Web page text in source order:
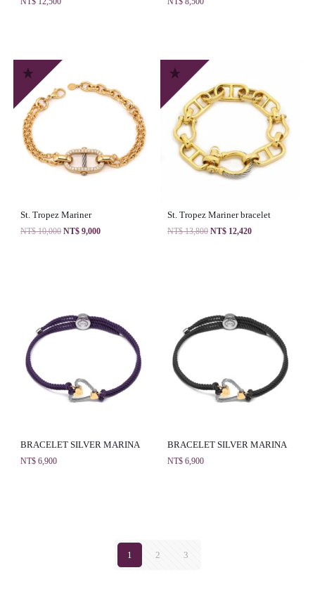
St. Tropez Mariner
NT$10,000 NT$ 9,000
St. Tropez Mariner bracelet
NT$13,800 NT$ 12,420
BRACELET SILVER MARINA
NT$ 6,900
BRACELET SILVER MARINA
NT$ 6,900
1 2 3